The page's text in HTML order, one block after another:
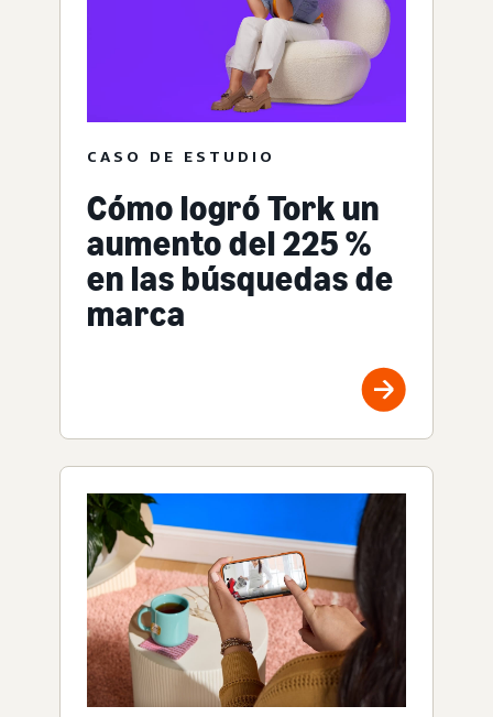
CASO DE ESTUDIO
Cómo logró Tork un
aumento del 225 %
en las búsquedas de
marca